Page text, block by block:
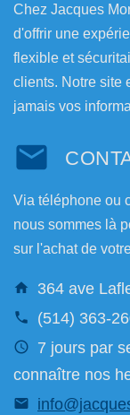
Chez Jacques
d'offrir une
flexible et
clients. Notre site
jamais vos
Via téléphone ou
nous sommes là
sur l'achat de
364 ave
(514) 363-
7 jours par
connaître nos